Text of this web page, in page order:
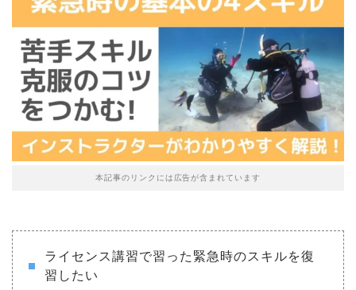
本記事のリンクには広告が含まれています
ライセンス講習で習った緊急時のスキルを復
習したい